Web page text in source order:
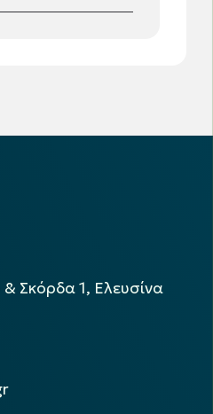
& Σκόρδα 1, Ελευσίνα